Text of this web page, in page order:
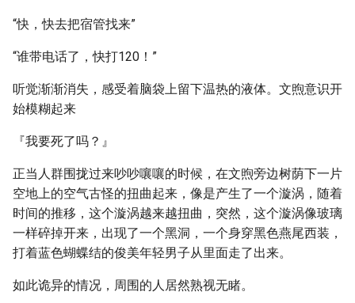
“快，快去把宿管找来”
“谁带电话了，快打120！”
听觉渐渐消失，感受着脑袋上留下温热的液体。文煦意识开
始模糊起来
『我要死了吗？』
正当人群围拢过来吵吵嚷嚷的时候，在文煦旁边树荫下一片
空地上的空气古怪的扭曲起来，像是产生了一个漩涡，随着
时间的推移，这个漩涡越来越扭曲，突然，这个漩涡像玻璃
一样碎掉开来，出现了一个黑洞，一个身穿黑色燕尾西装，
打着蓝色蝴蝶结的俊美年轻男子从里面走了出来。
如此诡异的情况，周围的人居然熟视无睹。